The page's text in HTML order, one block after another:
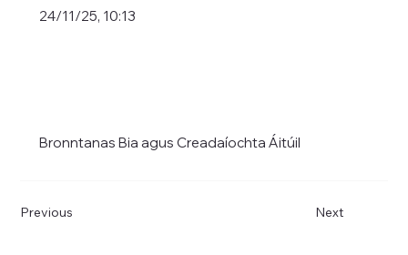
24/11/25, 10:13
Bronntanas Bia agus Creadaíochta Áitúil
Previous Next